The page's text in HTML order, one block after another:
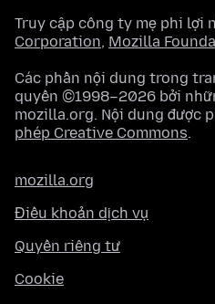
Truy cập công ty mẹ phi lợi
Corporation, Mozilla
Các phần nội dung trong
quyền ©1998–2026 bởi
mozilla.org. Nội dung được
phép Creative Commons.
mozilla.org
Điều khoản dịch vụ
Quyền riêng tư
Cookie